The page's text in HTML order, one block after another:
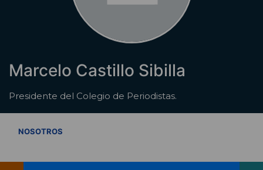
Marcelo Castillo Sibilla
Presidente del Colegio de Periodistas.
NOSOTROS